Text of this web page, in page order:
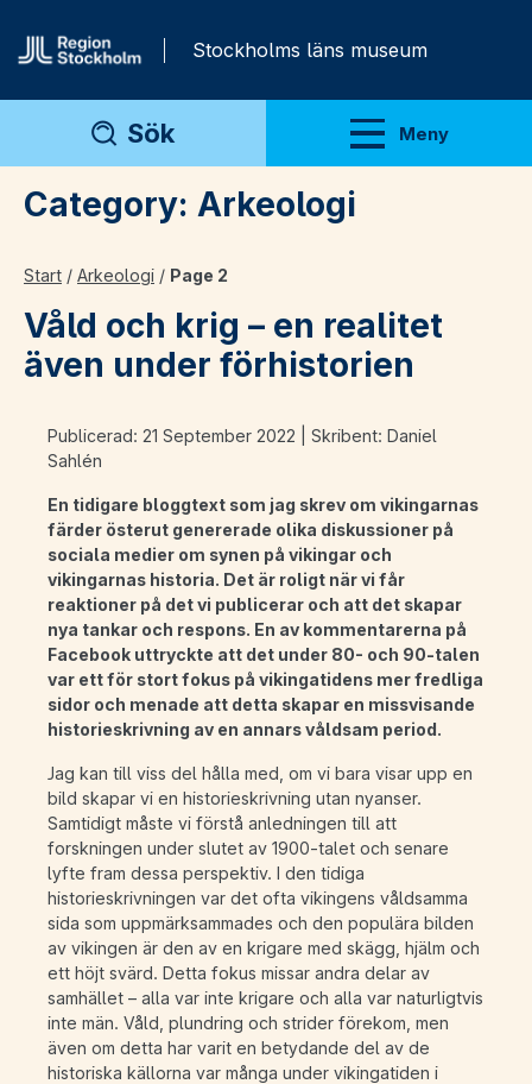
Stockholms läns museum
Sök Meny
Visa meny
Category: Arkeologi
Start / Arkeologi / Page 2
Våld och krig – en realitet
även under förhistorien
Publicerad: 21 September 2022 | Skribent: Daniel
Sahlén
En tidigare bloggtext som jag skrev om vikingarnas
färder österut genererade olika diskussioner på
sociala medier om synen på vikingar och
vikingarnas historia. Det är roligt när vi får
reaktioner på det vi publicerar och att det skapar
nya tankar och respons. En av kommentarerna på
Facebook uttryckte att det under 80- och 90-talen
var ett för stort fokus på vikingatidens mer fredliga
sidor och menade att detta skapar en missvisande
historieskrivning av en annars våldsam period.
Jag kan till viss del hålla med, om vi bara visar upp en
bild skapar vi en historieskrivning utan nyanser.
Samtidigt måste vi förstå anledningen till att
forskningen under slutet av 1900-talet och senare
lyfte fram dessa perspektiv. I den tidiga
historieskrivningen var det ofta vikingens våldsamma
sida som uppmärksammades och den populära bilden
av vikingen är den av en krigare med skägg, hjälm och
ett höjt svärd. Detta fokus missar andra delar av
samhället – alla var inte krigare och alla var naturligtvis
inte män. Våld, plundring och strider förekom, men
även om detta har varit en betydande del av de
historiska källorna var många under vikingatiden i